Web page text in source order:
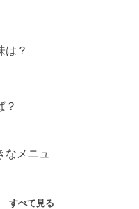
は？
？
なメニュ
すべて見る